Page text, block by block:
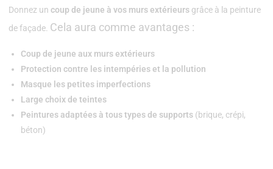
Donnez un coup de jeune à vos murs extérieurs grâce à la peinture
de façade. Cela aura comme avantages :
Coup de jeune aux murs extérieurs
Protection contre les intempéries et la pollution
Masque les petites imperfections
Large choix de teintes
Peintures adaptées à tous types de supports (brique, crépi,
béton)